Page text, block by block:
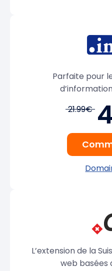
Parfaite pour
21.99€
L’extension de la
web basées